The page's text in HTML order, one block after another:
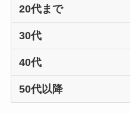
20代まで
30代
40代
50代以降